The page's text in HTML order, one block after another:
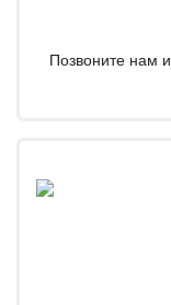
Позвоните нам